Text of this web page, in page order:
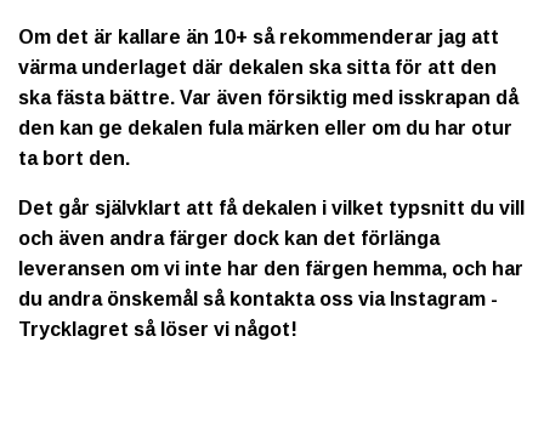
Om det är kallare än 10+ så rekommenderar jag att
värma underlaget där dekalen ska sitta för att den
ska fästa bättre. Var även försiktig med isskrapan då
den kan ge dekalen fula märken eller om du har otur
ta bort den.
Det går självklart att få dekalen i vilket typsnitt du vill
och även andra färger dock kan det förlänga
leveransen om vi inte har den färgen hemma, och har
du andra önskemål så kontakta oss via Instagram -
Trycklagret så löser vi något!